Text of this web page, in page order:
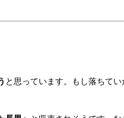
と思っています。もし落ちてい